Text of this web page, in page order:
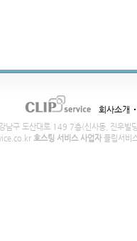
회사소개
남구 도산대로 149 7층(신사동, 진우빌
호스팅 서비스 사업자클립서비